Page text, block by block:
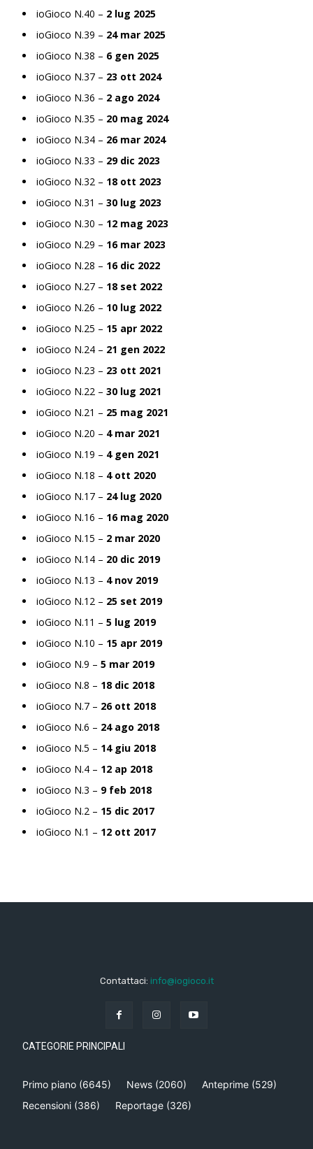
ioGioco N.40 – 2 lug 2025
ioGioco N.39 – 24 mar 2025
ioGioco N.38 – 6 gen 2025
ioGioco N.37 – 23 ott 2024
ioGioco N.36 – 2 ago 2024
ioGioco N.35 – 20 mag 2024
ioGioco N.34 – 26 mar 2024
ioGioco N.33 – 29 dic 2023
ioGioco N.32 – 18 ott 2023
ioGioco N.31 – 30 lug 2023
ioGioco N.30 – 12 mag 2023
ioGioco N.29 – 16 mar 2023
ioGioco N.28 – 16 dic 2022
ioGioco N.27 – 18 set 2022
ioGioco N.26 – 10 lug 2022
ioGioco N.25 – 15 apr 2022
ioGioco N.24 – 21 gen 2022
ioGioco N.23 – 23 ott 2021
ioGioco N.22 – 30 lug 2021
ioGioco N.21 – 25 mag 2021
ioGioco N.20 – 4 mar 2021
ioGioco N.19 – 4 gen 2021
ioGioco N.18 – 4 ott 2020
ioGioco N.17 – 24 lug 2020
ioGioco N.16 – 16 mag 2020
ioGioco N.15 – 2 mar 2020
ioGioco N.14 – 20 dic 2019
ioGioco N.13 – 4 nov 2019
ioGioco N.12 – 25 set 2019
ioGioco N.11 – 5 lug 2019
ioGioco N.10 – 15 apr 2019
ioGioco N.9 – 5 mar 2019
ioGioco N.8 – 18 dic 2018
ioGioco N.7 – 26 ott 2018
ioGioco N.6 – 24 ago 2018
ioGioco N.5 – 14 giu 2018
ioGioco N.4 – 12 ap 2018
ioGioco N.3 – 9 feb 2018
ioGioco N.2 – 15 dic 2017
ioGioco N.1 – 12 ott 2017
Contattaci: info@iogioco.it
CATEGORIE PRINCIPALI
Primo piano (6645) News (2060) Anteprime (529)
Recensioni (386) Reportage (326)